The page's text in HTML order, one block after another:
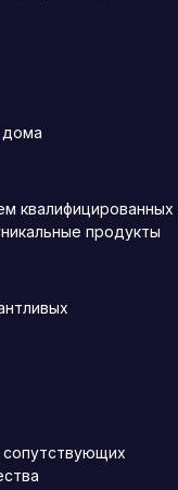
квалифицированных
продукты